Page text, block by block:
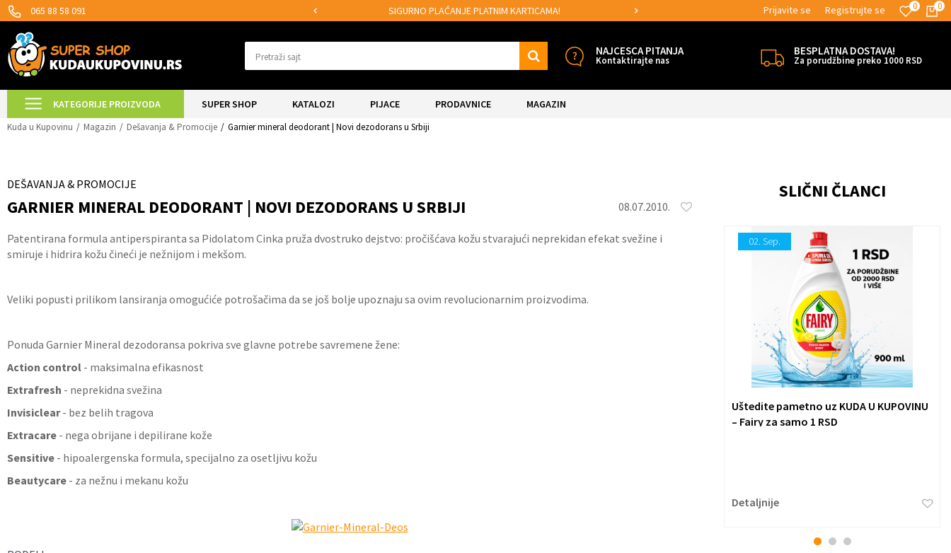
065 88 58 091MOGUĆNOST ISPORUKE ZA 24H! SIGURNO PLAĆANJE PLATNIM KARTICAMA! MOGUĆNOST BESPLATNE ISPORUKE! 0
0
Prijavite se Registrujte se
Pretraži sajt NAJCESCA PITANJA
Kontaktirajte nas
BESPLATNA DOSTAVA!
Za porudžbine preko 1000 RSD
KATEGORIJE PROIZVODA SUPER SHOP KATALOZI PIJACE PRODAVNICE MAGAZIN
Kuda u Kupovinu Magazin Dešavanja & Promocije Garnier mineral deodorant | Novi dezodorans u Srbiji
DEŠAVANJA & PROMOCIJE
08.07.2010.
GARNIER MINERAL DEODORANT | NOVI DEZODORANS U SRBIJI
Patentirana formula antiperspiranta sa Pidolatom Cinka pruža dvostruko dejstvo: pročišćava kožu stvarajući neprekidan efekat svežine i
smiruje i hidrira kožu čineći je nežnijom i mekšom.
Veliki popusti prilikom lansiranja omogućiće potrošačima da se još bolje upoznaju sa ovim revolucionarnim proizvodima.
Ponuda Garnier Mineral dezodoransa pokriva sve glavne potrebe savremene žene:
Action control - maksimalna efikasnost
Extrafresh - neprekidna svežina
Invisiclear- bez belih tragova
Extracare - nega obrijane i depilirane kože
Sensitive - hipoalergenska formula, specijalno za osetljivu kožu
Beautycare - za nežnu i mekanu kožu
SLIČNI ČLANCI
16.Aug. 02. Sep.
Uštedite pametno uz KUDA U KUPOVINU
– Fairy za samo 1 RSD
Detaljnije
1 2 3